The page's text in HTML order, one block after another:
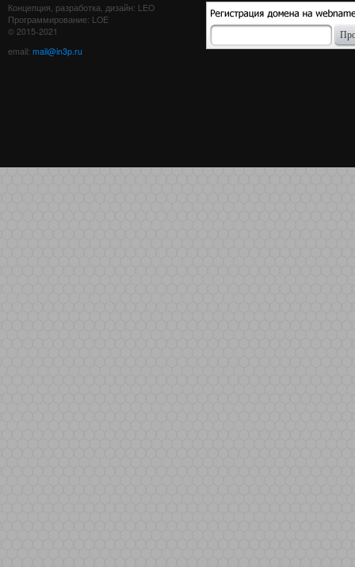
Концепция, разработка, дизайн: LEO
Программирование: LOE
© 2015-2021
email: mail@in3p.ru